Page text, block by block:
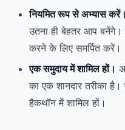
नियमित रूप से अभ्यास करें।
उतना ही बेहतर आप
करने के लिए समर्पित करें।
एक समुदाय में शामिल हों।
का एक शानदार तरीका
हैकथॉन में शामिल हों।